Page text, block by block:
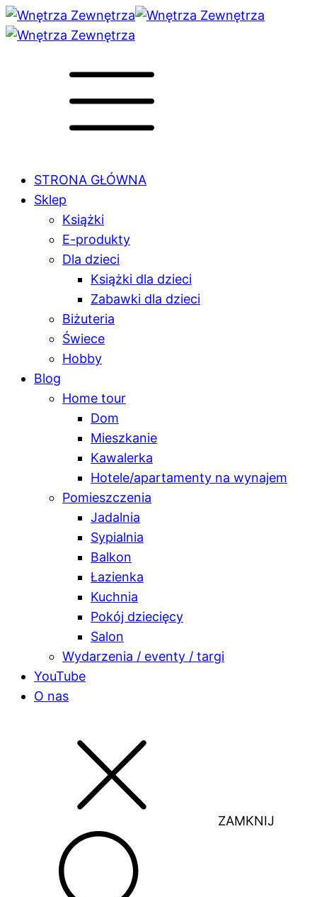
STRONA GŁÓWNA
Sklep
Książki
E-produkty
Dla dzieci
Książki dla dzieci
Zabawki dla dzieci
Biżuteria
Świece
Hobby
Blog
Home tour
Dom
Mieszkanie
Kawalerka
Hotele/apartamenty na wynajem
Pomieszczenia
Jadalnia
Sypialnia
Balkon
Łazienka
Kuchnia
Pokój dziecięcy
Salon
Wydarzenia / eventy / targi
YouTube
O nas
ZAMKNIJ